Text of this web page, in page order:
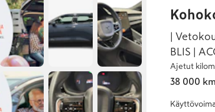
|
BLIS |
Ajetut
38 000 km